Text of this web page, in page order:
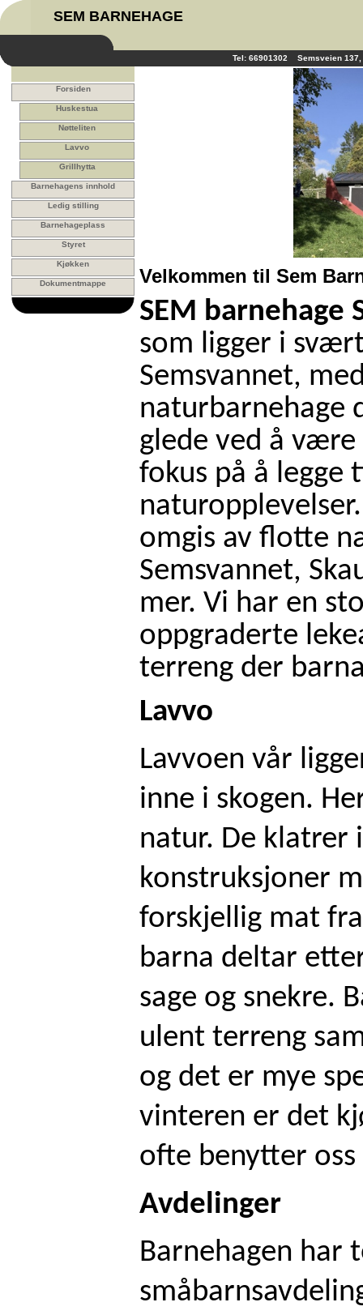
SEM BARNEHAGE
Tel: 66901302 Semsveien
Forsiden
Huskestua
Nøtteliten
Lavvo
Grillhytta
Barnehagens innhold
Ledig stilling
Barnehageplass
Styret
Kjøkken
Dokumentmappe Velkommen til Sem
SEM barnehage
som ligger i
Semsvannet,
naturbarnehage
glede ved å
fokus på å legge
omgis av flotte
Semsvannet,
mer. Vi har en
oppgraderte
terreng der
Lavvo
Lavvoen vår
inne i skogen.
natur. De klatrer
konstruksjoner
forskjellig mat
barna deltar
sage og snekre.
ulent terreng
og det er mye
vinteren er det
ofte benytter oss
Avdelinger
Barnehagen har